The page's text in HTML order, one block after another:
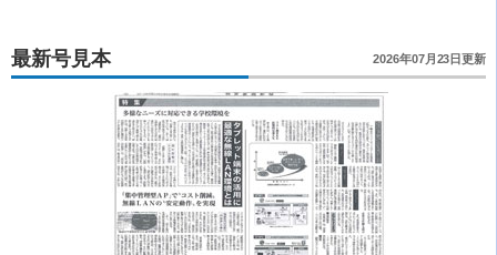
最新号見本 2026年07月23日更新